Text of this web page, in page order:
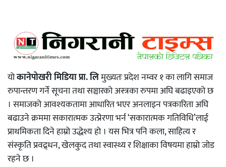
योकानेपोखरी मिडिया प्रा. लिमुख्यतः प्रदेश नम्वर १ का लागि समाज
रुपान्तरण गर्ने सूचना तथा सञ्चारको अस्त्रका रुपमा अघि बढाइएको छ
। समाजको आवश्यकतामा आधारित भएर अनलाइन पत्रकारिता अघि
बढाउने क्रममा सकारात्मक उत्प्रेरणा भर्न ‘सकारात्मक गतिविधि’लाई
प्राथमिकता दिने हाम्रो उद्धेश्य हो । यस भित्र पनि कला, साहित्य र
संस्कृति प्रवद्र्धन, खेलकुद तथा स्वास्थ्य र शिक्षाका विषयमा हाम्रो जोड
रहने छ ।